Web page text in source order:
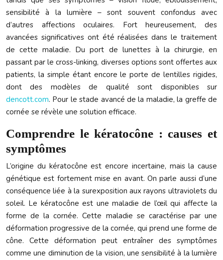
sensibilité à la lumière – sont souvent confondus avec
d’autres affections oculaires. Fort heureusement, des
avancées significatives ont été réalisées dans le traitement
de cette maladie. Du port de lunettes à la chirurgie, en
passant par le cross-linking, diverses options sont offertes aux
patients, la simple étant encore le porte de lentilles rigides,
dont des modèles de qualité sont disponibles sur
dencott.com. Pour le stade avancé de la maladie, la greffe de
cornée se révèle une solution efficace.
Comprendre le kératocône : causes et
symptômes
L’origine du kératocône est encore incertaine, mais la cause
génétique est fortement mise en avant. On parle aussi d’une
conséquence liée à la surexposition aux rayons ultraviolets du
soleil. Le kératocône est une maladie de l’œil qui affecte la
forme de la cornée. Cette maladie se caractérise par une
déformation progressive de la cornée, qui prend une forme de
cône. Cette déformation peut entraîner des symptômes
comme une diminution de la vision, une sensibilité à la lumière